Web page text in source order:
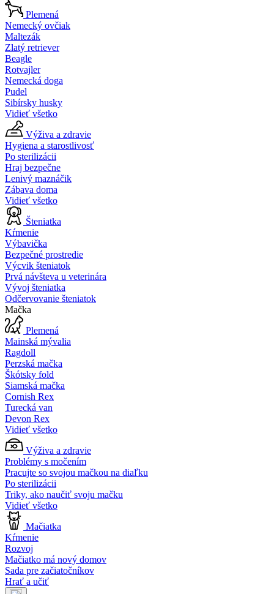
Plemená
Nemecký ovčiak
Maltezák
Zlatý retriever
Beagle
Rotvajler
Nemecká doga
Pudel
Sibírsky husky
Vidieť všetko
Výživa a zdravie
Hygiena a starostlivosť
Po sterilizácii
Hraj bezpečne
Lenivý maznáčik
Zábava doma
Vidieť všetko
Šteniatka
Kŕmenie
Výbavička
Bezpečné prostredie
Výcvik šteniatok
Prvá návšteva u veterinára
Vývoj šteniatka
Odčervovanie šteniatok
Mačka
Plemená
Mainská mývalia
Ragdoll
Perzská mačka
Škótsky fold
Siamská mačka
Cornish Rex
Turecká van
Devon Rex
Vidieť všetko
Výživa a zdravie
Problémy s močením
Pracujte so svojou mačkou na diaľku
Po sterilizácii
Triky, ako naučiť svoju mačku
Vidieť všetko
Mačiatka
Kŕmenie
Rozvoj
Mačiatko má nový domov
Sada pre začiatočníkov
Hrať a učiť